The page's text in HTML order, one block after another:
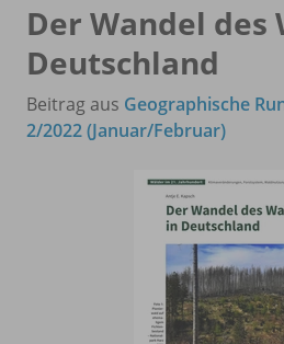
Der Wandel des
Deutschland
Beitrag aus Geographische
2/2022 (Januar/Februar)